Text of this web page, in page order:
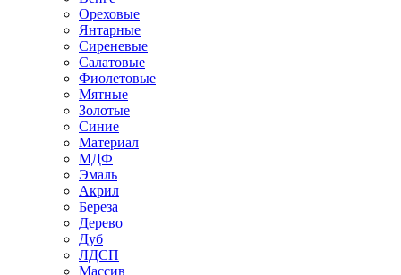
Ореховые
Янтарные
Сиреневые
Салатовые
Фиолетовые
Мятные
Золотые
Синие
Материал
МДФ
Эмаль
Акрил
Береза
Дерево
Дуб
ЛДСП
Массив